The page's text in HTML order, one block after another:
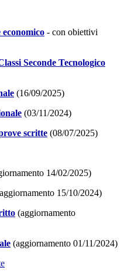
economico - con obiettivi
Seconde Tecnologico
(16/09/2025)
(03/11/2024)
scritte (08/07/2025)
14/02/2025)
15/10/2024)
(aggiornamento
(aggiornamento 01/11/2024)